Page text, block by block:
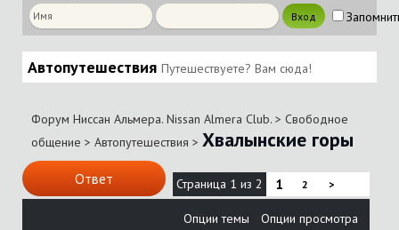
Автопутешествия Путешествуете? Вам сюда!
Форум Ниссан Альмера. Nissan Almera Club. > Свободное
общение > Автопутешествия > Хвалынские горы
Ответ Страница 1 из 2 1 2 >
Опции темы Опции просмотра